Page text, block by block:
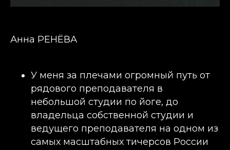
Анна РЕНЁВА
У меня за плечами огромный путь от
рядового преподавателя в
небольшой студии по йоге, до
владельца собственной студии и
ведущего преподавателя на одном из
самых масштабных тичерсов России